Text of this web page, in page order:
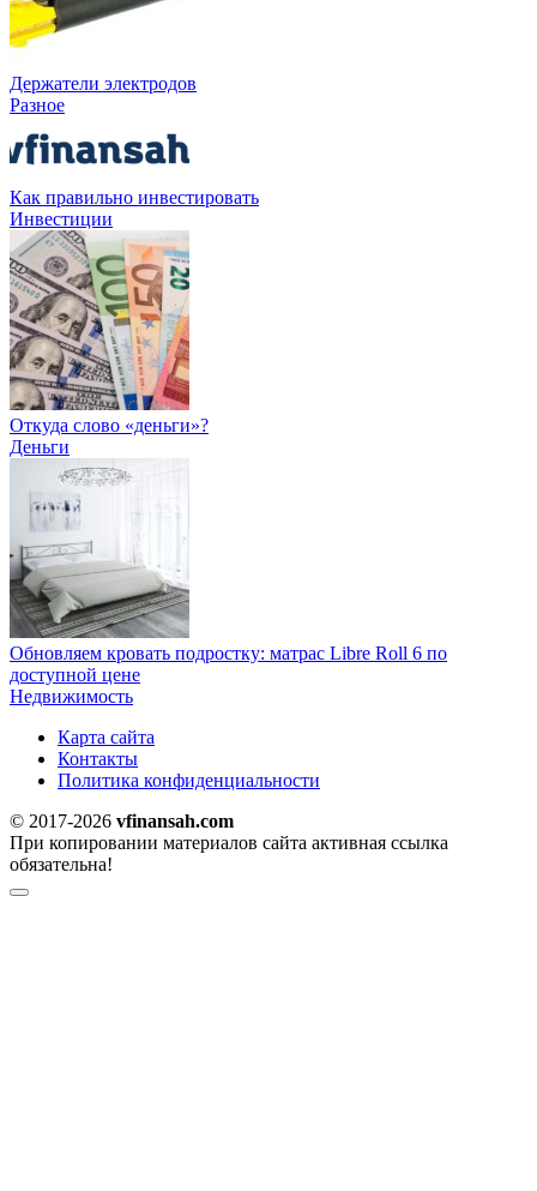
Держатели электродов
Разное
Как правильно инвестировать
Инвестиции
Откуда слово «деньги»?
Деньги
Обновляем кровать подростку: матрас Libre Roll 6 по
доступной цене
Недвижимость
Карта сайта
Контакты
Политика конфиденциальности
© 2017-2026 vfinansah.com
При копировании материалов сайта активная ссылка
обязательна!